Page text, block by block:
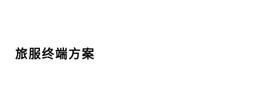
旅服终端方案